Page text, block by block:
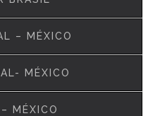
– MÉXICO
MÉXICO
MÉXICO